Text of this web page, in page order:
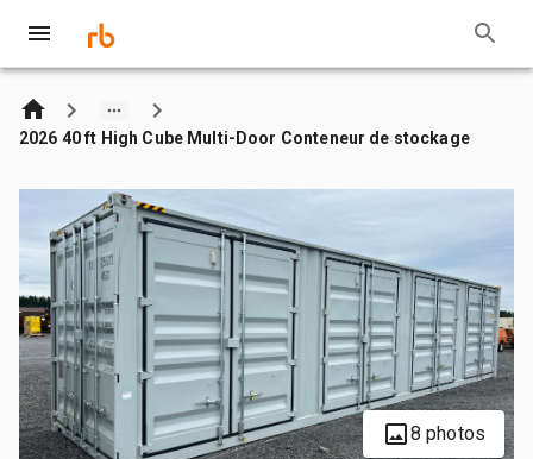
2026 40 ft High Cube Multi-Door Conteneur de stockage
8 photos